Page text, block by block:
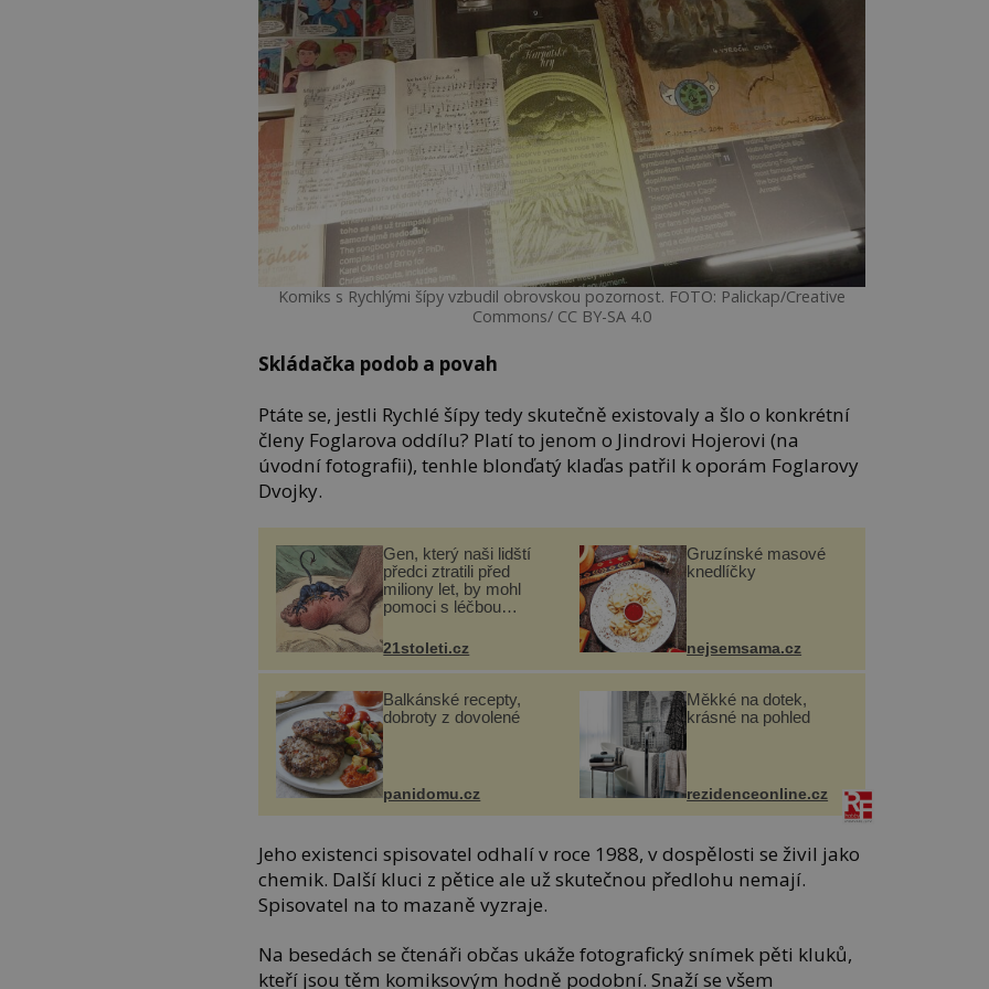
Komiks s Rychlými šípy vzbudil obrovskou pozornost. FOTO: Palickap/Creative
Commons/ CC BY-SA 4.0
Skládačka podob a povah
Ptáte se, jestli Rychlé šípy tedy skutečně existovaly a šlo o konkrétní
členy Foglarova oddílu? Platí to jenom o Jindrovi Hojerovi (na
úvodní fotografii), tenhle blonďatý klaďas patřil k oporám Foglarovy
Dvojky.
Gen, který naši lidští
předci ztratili před
miliony let, by mohl
pomoci s léčbou
21stoleti.cz
Gruzínské masové
knedlíčky
nejsemsama.cz
Balkánské recepty,
dobroty z dovolené
panidomu.cz
Měkké na dotek,
krásné na pohled
rezidenceonline.cz
Jeho existenci spisovatel odhalí v roce 1988, v dospělosti se živil jako
chemik. Další kluci z pětice ale už skutečnou předlohu nemají.
Spisovatel na to mazaně vyzraje.
Na besedách se čtenáři občas ukáže fotografický snímek pěti kluků,
kteří jsou těm komiksovým hodně podobní. Snaží se všem